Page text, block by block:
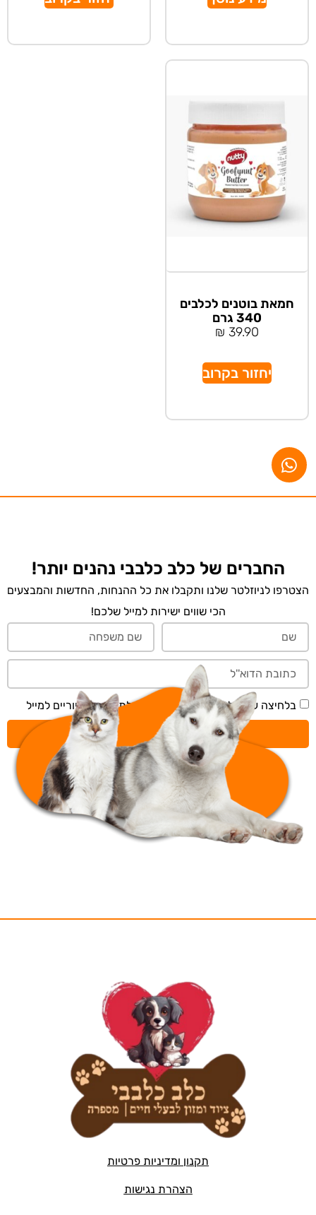
חמאת בוטנים לכלבים
340 גרם
39.90
₪
יחזור בקרוב
החברים של כלב כלבבי נהנים יותר!
הצטרפו לניוזלטר שלנו ותקבלו את כל ההנחות, החדשות והמבצעים
הכי שווים ישירות למייל שלכם!
בלחיצה על 'שליחה' אני מאשר/ת קבלת תכנים דיוריים למייל
שליחה
תקנון ומדיניות פרטיות
הצהרת נגישות